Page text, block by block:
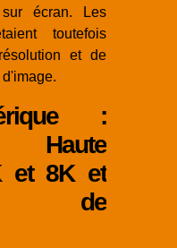
écran. Les
toutefois
et de
:
et 8K et
de